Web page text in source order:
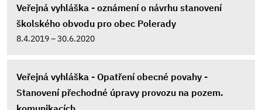
Veřejná vyhláška - oznámení o návrhu stanovení
školského obvodu pro obec Polerady
8.4.2019 – 30.6.2020
Veřejná vyhláška - Opatření obecné povahy -
Stanovení přechodné úpravy provozu na pozem.